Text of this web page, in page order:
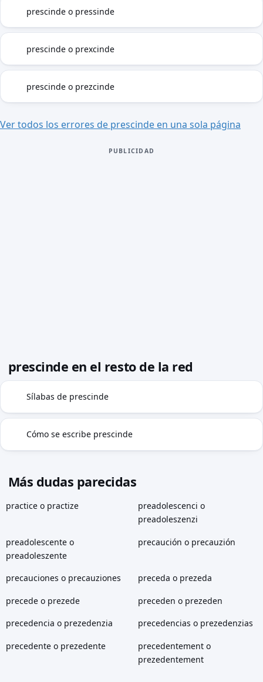
prescinde o pressinde
prescinde o prexcinde
prescinde o prezcinde
Ver todos los errores de prescinde en una sola página
PUBLICIDAD
prescinde en el resto de la red
Sílabas de prescinde
Cómo se escribe prescinde
Más dudas parecidas
practice o practize
preadolescenci o
preadoleszenzi
preadolescente o
preadoleszente
precaución o precauzión
precauciones o precauziones preceda o prezeda
precede o prezede preceden o prezeden
precedencia o prezedenzia precedencias o prezedenzias
precedente o prezedente
precedentement o
prezedentement